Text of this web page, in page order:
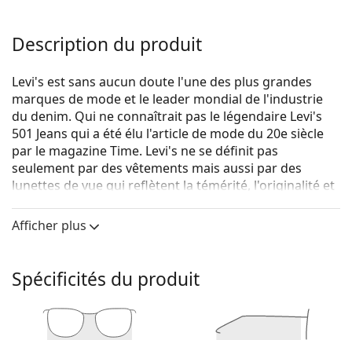
Description du produit
Levi's est sans aucun doute l'une des plus grandes
marques de mode et le leader mondial de l'industrie
du denim. Qui ne connaîtrait pas le légendaire Levi's
501 Jeans qui a été élu l'article de mode du 20e siècle
par le magazine Time. Levi's ne se définit pas
seulement par des vêtements mais aussi par des
lunettes de vue qui reflètent la témérité, l'originalité et
de lunettes de vue Levi's est unique et recherchée par
les vrais fans de mode.
femmes.
Monture de lunettes de vue
La couleur noire de la monture s'accorde
Afficher plus
Spécificités du produit